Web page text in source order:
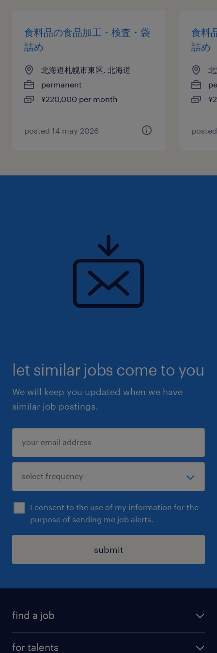
食料品の食品加工・検査・袋
詰め
北海道札幌市東区, 北海道
permanent
¥220,000 per month
posted 14 may 2026
食料
詰め
let similar jobs come to you
We will keep you updated when we have
similar job postings.
I consent to the use of my information for the
purpose of sending me job alerts.
submit
find a job
for talents